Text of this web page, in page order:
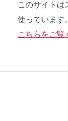
このサイト
使っています。
こちらをご覧